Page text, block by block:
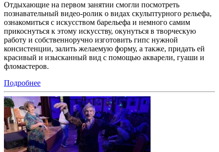
Отдыхающие на первом занятии смогли посмотреть
познавательный видео-ролик о видах скульптурного рельефа,
ознакомиться с искусством барельефа и немного самим
прикоснуться к этому искусству, окунуться в творческую
работу и собственноручно изготовить гипс нужной
консистенции, залить желаемую форму, а также, придать ей
красивый и изысканный вид с помощью акварели, гуаши и
фломастеров.
Подробнее